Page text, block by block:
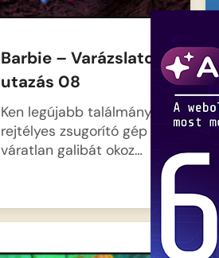
Barbie – Varázslatos
utazás 08
Ken legújabb találmánya, a
rejtélyes zsugorító gép
váratlan galibát okoz…